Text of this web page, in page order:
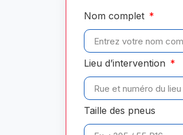
Nom complet
Lieu d’intervention
Taille des pneus